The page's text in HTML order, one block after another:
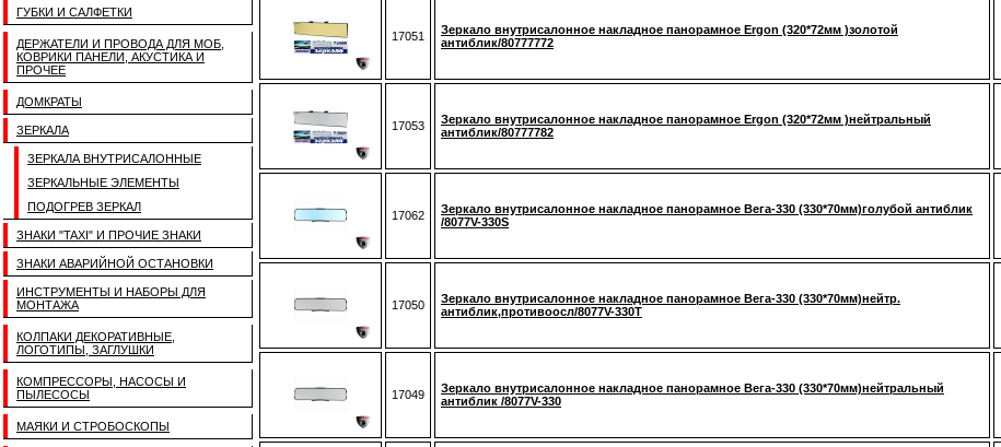
ГУБКИ И САЛФЕТКИ
ДЕРЖАТЕЛИ И ПРОВОДА ДЛЯ МОБ,
КОВРИКИ ПАНЕЛИ, АКУСТИКА И
ПРОЧЕЕ
ДОМКРАТЫ
ЗЕРКАЛА
ЗЕРКАЛА ВНУТРИСАЛОННЫЕ
ЗЕРКАЛЬНЫЕ ЭЛЕМЕНТЫ
ПОДОГРЕВ ЗЕРКАЛ
ЗНАКИ "TAXI" И ПРОЧИЕ ЗНАКИ
ЗНАКИ АВАРИЙНОЙ ОСТАНОВКИ
ИНСТРУМЕНТЫ И НАБОРЫ ДЛЯ
МОНТАЖА
КОЛПАКИ ДЕКОРАТИВНЫЕ,
ЛОГОТИПЫ, ЗАГЛУШКИ
КОМПРЕССОРЫ, НАСОСЫ И
ПЫЛЕСОСЫ
МАЯКИ И СТРОБОСКОПЫ
17051
Зеркало внутрисалонное накладное панорамное Ergon (320*72мм )золотой
антиблик/80777772
17053
Зеркало внутрисалонное накладное панорамное Ergon (320*72мм )нейтральный
антиблик/80777782
17062
Зеркало внутрисалонное накладное панорамное Вега-330 (330*70мм)голубой антиблик
/8077V-330S
17050
Зеркало внутрисалонное накладное панорамное Вега-330 (330*70мм)нейтр.
антиблик,противоосл/8077V-330Т
17049
Зеркало внутрисалонное накладное панорамное Вега-330 (330*70мм)нейтральный
антиблик /8077V-330